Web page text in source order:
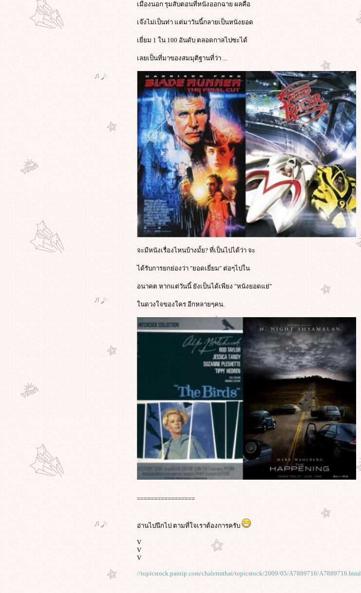
สัมภาษณ์ อภิชาติพงศ์ วีระเศรษฐกุล //
GMlive - เจ้ย อภิชาติพงศ์ กบฏหนัง
ไท
“มะเดี่ยว”ผกก.รักแห่งสยาม แสดง
ดำรัสTheKingCanDoNoWrongเกิดขึ้น
ไทย/บัญญัติ"เจ้ย"ศัพท์ฮิตใหม่/'เจ้ย'ย้ำ
นี่ไม่ใช่หนังการเมือง
ลั่น "จงออกไปจากที่นี่" โยงคอนเน็
กชั่นลึกพรรค "ประชาธิปัตย์"
คำกล่าวของ"อภิชาติพงศ์"บนเวที
ลก-ความหวังดีที่มีต่อประเทศไทย-
พ.ต.ท."ทักษิณ"ปรากฏตัว ที่เมืองคาน
ความรุนแรง และมีมาเฟียครองเมือง"
บทความที่คุณ"อ๊อฟ พงษ์พัฒน์"ควร
เล
สิ่งที่ "หนุ่ม ศรราม" พูด..ความหมา
ของเสื้อแดง ได้ง่ายขึ้นครับ
สันติบาลเผย แกนนำป่วนใต้ครึ่งร้อ
บุกกรุง! พร้อมอาวุธซ่อนตัวแถวรามฯ
ปฏิกิริยาในเฟซบุ๊กต่อบทความ
เมืองนอก รุมสับตอนที่หนังออกฉาย ผลคือ
เจ๊งไม่เป็นท่า แต่มาวันนี้กลายเป็นหนังยอด
เยี่ยม 1 ใน 100 อันดับ ตลอดกาลไปซะได้
เลยเป็นที่มาของสมมุติฐานที่ว่า ...
จะมีหนังเรื่องไหนบ้างมั้ย? ที่เป็นไปได้ว่า จะ
ได้รับการยกย่องว่า "ยอดเยี่ยม" ต่อๆไปใน
อนาคต หากแต่วันนี้ ยังเป็นได้เพียง "หนังยอดแย่"
นดวงใจของใคร อีกหลายๆคน.
=================
อ่านไปนึกไป ตามที่ใจเราต้องการครับ
V
V
V
//topicstock.pantip.com/chalermthai/topicstock/2009/05/A7889716/A7889716.html